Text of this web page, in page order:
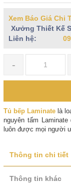
Xem Báo Giá Chi
Xưởng Thiết Kế
Liên hệ:
-
Tủ bếp Laminate là
nguyên tấm
luôn được mọi người
Thông tin chi tiết
Thông tin khác